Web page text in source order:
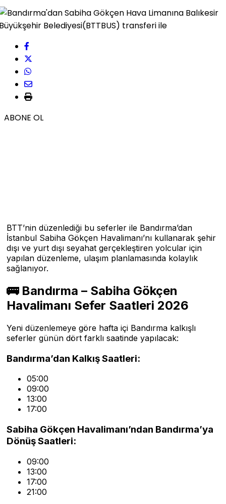
ABONE OL
BTT’nin düzenlediği bu seferler ile Bandırma’dan
İstanbul Sabiha Gökçen Havalimanı’nı kullanarak şehir
dışı ve yurt dışı seyahat gerçekleştiren yolcular için
yapılan düzenleme, ulaşım planlamasında kolaylık
sağlanıyor.
🚌 Bandırma – Sabiha Gökçen
Havalimanı Sefer Saatleri 2026
Yeni düzenlemeye göre hafta içi Bandırma kalkışlı
seferler günün dört farklı saatinde yapılacak:
Bandırma’dan Kalkış Saatleri:
05:00
09:00
13:00
17:00
Sabiha Gökçen Havalimanı’ndan Bandırma’ya
Dönüş Saatleri:
09:00
13:00
17:00
21:00